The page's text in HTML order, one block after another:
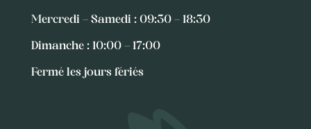
Mercredi – Samedi : 09:30 – 18:30
Dimanche : 10:00 – 17:00
Fermé les jours fériés